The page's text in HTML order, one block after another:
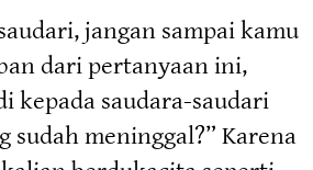
jangan sampai kamu
dari pertanyaan ini,
kepada saudara-saudari
sudah meninggal?” Karena